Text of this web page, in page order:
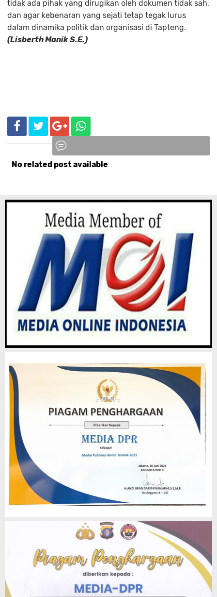
tidak ada pihak yang dirugikan oleh dokumen tidak sah,
dan agar kebenaran yang sejati tetap tegak lurus
dalam dinamika politik dan organisasi di Tapteng.
(Lisberth Manik S.E.)
No related post available